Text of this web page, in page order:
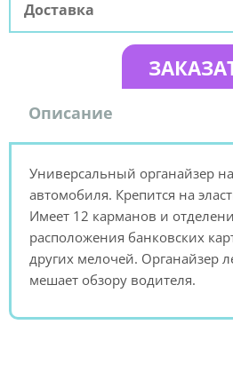
Доставка
Описание
Универсальный органайзер
автомобиля. Крепится на
Имеет 12 карманов и
расположения банковских
других мелочей. Органайзер
мешает обзору водителя.